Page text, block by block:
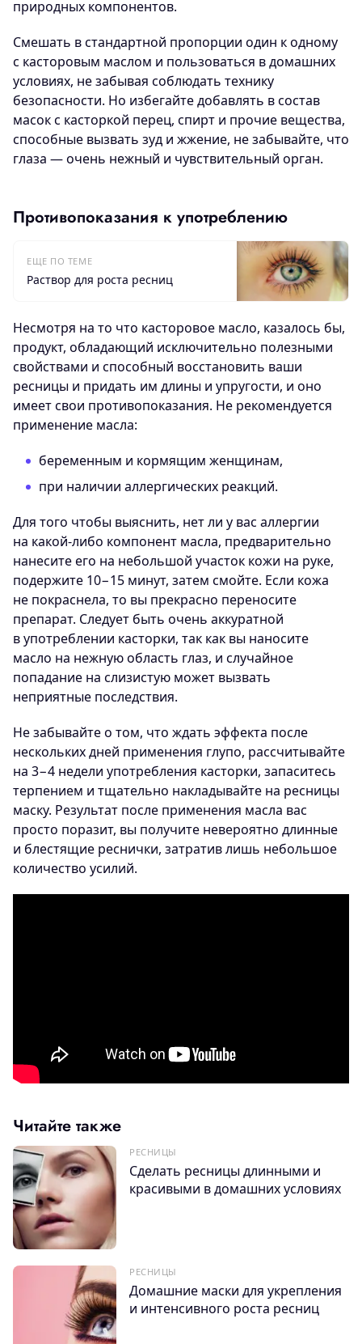
природных компонентов.
Смешать в стандартной пропорции один к одному
с касторовым маслом и пользоваться в домашних
условиях, не забывая соблюдать технику
безопасности. Но избегайте добавлять в состав
масок с касторкой перец, спирт и прочие вещества,
способные вызвать зуд и жжение, не забывайте, что
глаза — очень нежный и чувствительный орган.
Противопоказания к употреблению
ЕЩЕ ПО ТЕМЕ
Раствор для роста ресниц
Несмотря на то что касторовое масло, казалось бы,
продукт, обладающий исключительно полезными
свойствами и способный восстановить ваши
ресницы и придать им длины и упругости, и оно
имеет свои противопоказания. Не рекомендуется
применение масла:
беременным и кормящим женщинам,
при наличии аллергических реакций.
Для того чтобы выяснить, нет ли у вас аллергии
на какой-либо компонент масла, предварительно
нанесите его на небольшой участок кожи на руке,
подержите 10−15 минут, затем смойте. Если кожа
не покраснела, то вы прекрасно переносите
препарат. Следует быть очень аккуратной
в употреблении касторки, так как вы наносите
масло на нежную область глаз, и случайное
попадание на слизистую может вызвать
неприятные последствия.
Не забывайте о том, что ждать эффекта после
нескольких дней применения глупо, рассчитывайте
на 3−4 недели употребления касторки, запаситесь
терпением и тщательно накладывайте на ресницы
маску. Результат после применения масла вас
просто поразит, вы получите невероятно длинные
и блестящие реснички, затратив лишь небольшое
количество усилий.
Читайте также
РЕСНИЦЫ
Сделать ресницы длинными и
красивыми в домашних условиях
РЕСНИЦЫ
Домашние маски для укрепления
и интенсивного роста ресниц